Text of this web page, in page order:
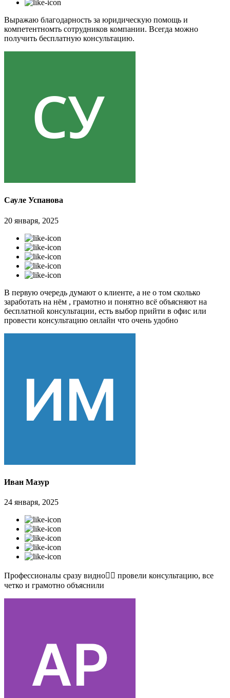
Выражаю благодарность за юридическую помощь и
компетентномть сотрудников компании. Всегда можно
получить бесплатную консультацию.
Сауле Успанова
20 января, 2025
В первую очередь думают о клиенте, а не о том сколько
заработать на нём , грамотно и понятно всё объясняют на
бесплатной консультации, есть выбор прийти в офис или
провести консультацию онлайн что очень удобно
Иван Мазур
24 января, 2025
Профессионалы сразу видно👍🏻 провели консультацию, все
четко и грамотно объяснили